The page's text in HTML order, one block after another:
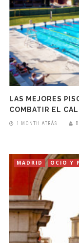
LAS MEJORES
COMBATIR EL
1 MONTH ATRÁS
MADRID OCIO Y